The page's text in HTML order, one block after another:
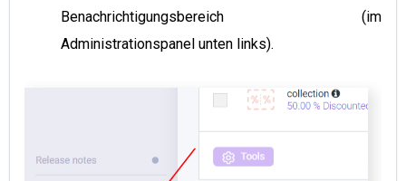
Benachrichtigungsbereich (im
Administrationspanel unten links).